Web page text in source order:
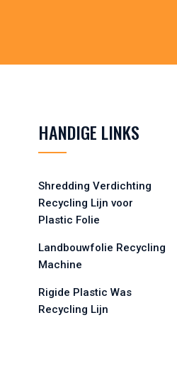
HANDIGE LINKS
Shredding Verdichting
Recycling Lijn voor
Plastic Folie
Landbouwfolie Recycling
Machine
Rigide Plastic Was
Recycling Lijn